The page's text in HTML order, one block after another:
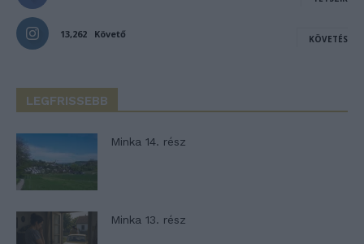
13,262 Követő KÖVETÉS
LEGFRISSEBB
Minka 14. rész
Minka 13. rész